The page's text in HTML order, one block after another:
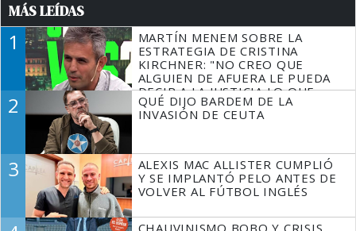
MÁS LEÍDAS
1
MARTÍN MENEM SOBRE LA
ESTRATEGIA DE CRISTINA
KIRCHNER: "NO CREO QUE
ALGUIEN DE AFUERA LE PUEDA
DECIR A LA JUSTICIA LO QUE
TIENE QUE HACER"
2
QUÉ DIJO BARDEM DE LA
INVASIÓN DE CEUTA
3
ALEXIS MAC ALLISTER CUMPLIÓ
Y SE IMPLANTÓ PELO ANTES DE
VOLVER AL FÚTBOL INGLÉS
CHAUVINISMO BOBO Y CRISIS